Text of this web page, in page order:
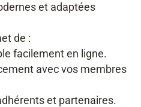
et adaptées
de :
facilement en ligne.
avec vos membres
et partenaires.